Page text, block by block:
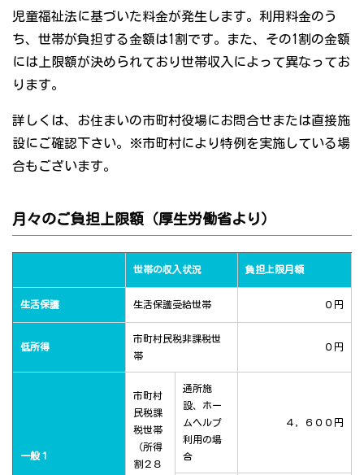
児童福祉法に基づいた料金が発生します。利用料金のう
ち、世帯が負担する金額は1割です。また、その1割の金額
には上限額が決められており世帯収入によって異なってお
ります。
詳しくは、お住まいの市町村役場にお問合せまたは直接施
設にご確認下さい。※市町村により特例を実施している場
合もございます。
月々のご負担上限額（厚生労働省より）
世帯の収入状況 負担上限月額
生活保護 生活保護受給世帯 ０円
低所得
市町村民税非課税世
帯
０円
一般１
市町村
民税課
税世帯
（所得
割２８
通所施
設、ホー
ムヘルプ
利用の場
合
４，６００円